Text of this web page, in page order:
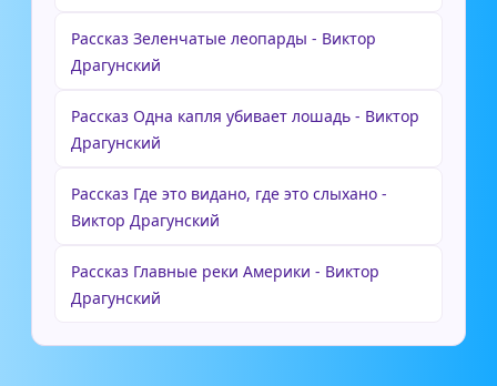
Рассказ Зеленчатые леопарды - Виктор
Драгунский
Рассказ Одна капля убивает лошадь - Виктор
Драгунский
Рассказ Где это видано, где это слыхано -
Виктор Драгунский
Рассказ Главные реки Америки - Виктор
Драгунский